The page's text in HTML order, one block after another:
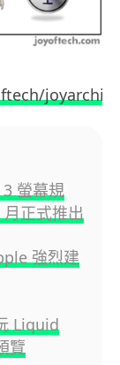
螢幕規
正式推出
強烈建
Liquid
覽